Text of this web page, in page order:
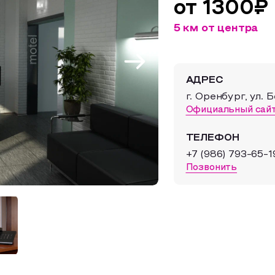
от 1300₽
5 км от центра
АДРЕС
г. Оренбург, ул.
Официальный
ТЕЛЕФОН
+7 (986) 793-65-
Позвонить